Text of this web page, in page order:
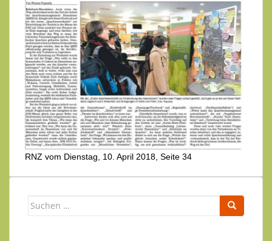
RNZ vom Dienstag, 10. April 2018, Seite 34
Suchen